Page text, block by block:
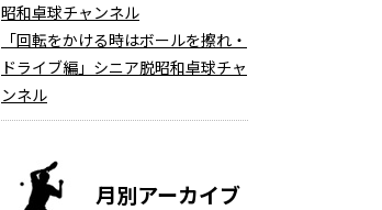
昭和卓球チャンネル
「回転をかける時はボールを擦れ・
ドライブ編」シニア脱昭和卓球チャ
ンネル
月別アーカイブ